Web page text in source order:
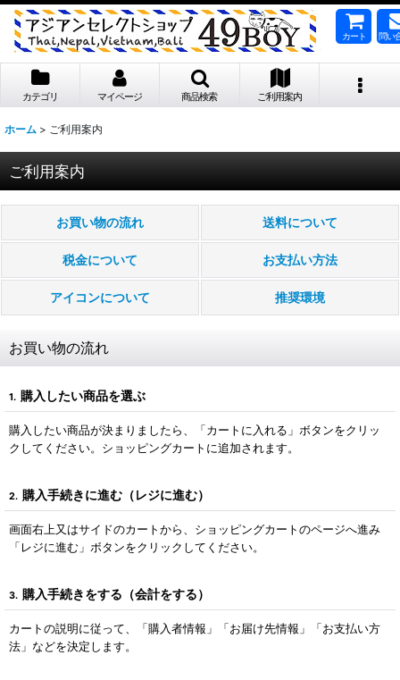
カート 問い
カテゴリ マイページ 商品検索 ご利用案内
ホーム > ご利用案内
ご利用案内
お買い物の流れ 送料について
税金について お支払い方法
アイコンについて 推奨環境
お買い物の流れ
1. 購入したい商品を選ぶ
購入したい商品が決まりましたら、「カートに入れる」ボタンをクリッ
クしてください。ショッピングカートに追加されます。
2. 購入手続きに進む（レジに進む）
画面右上又はサイドのカートから、ショッピングカートのページへ進み
「レジに進む」ボタンをクリックしてください。
3. 購入手続きをする（会計をする）
カートの説明に従って、「購入者情報」「お届け先情報」「お支払い方
法」などを決定します。